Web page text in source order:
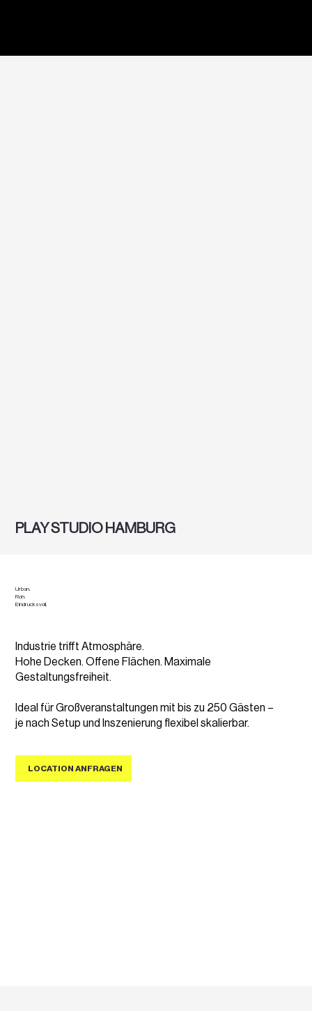
PLAY STUDIO HAMBURG
Urban.
Roh.
Eindrucksvoll.
Industrie trifft Atmosphäre.
Hohe Decken. Offene Flächen. Maximale
Gestaltungsfreiheit.
Ideal für Großveranstaltungen mit bis zu 250 Gästen –
je nach Setup und Inszenierung flexibel skalierbar.
LOCATION ANFRAGEN